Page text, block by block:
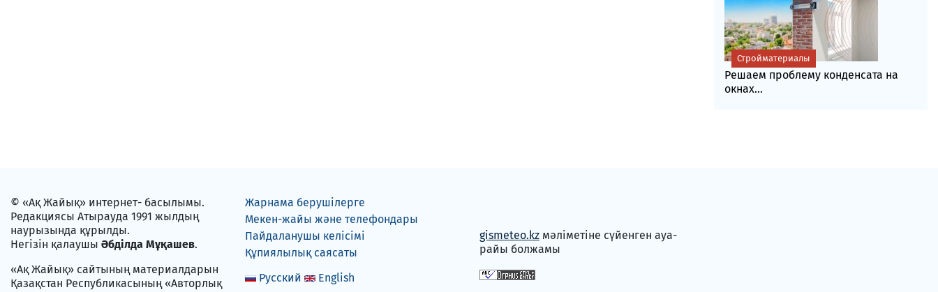
Решаем проблему конденсата на
окнах...
Стройматериалы
© «Ақ Жайық» интернет- басылымы.
Редакциясы Атырауда 1991 жылдың
наурызында құрылды.
Негізін қалаушы Әбділда Мұқашев.
«Ақ Жайық» сайтының материалдарын
Қазақстан Республикасының «Авторлық
Жарнама берушілерге
Мекен-жайы және телефондары
Пайдаланушы келісімі
Құпиялылық саясаты
Русский
English
gismeteo.kz мәліметіне сүйенген ауа-
райы болжамы